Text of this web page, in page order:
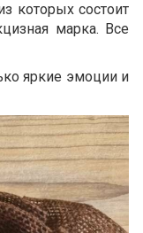
которых состоит
марка. Все
яркие эмоции и